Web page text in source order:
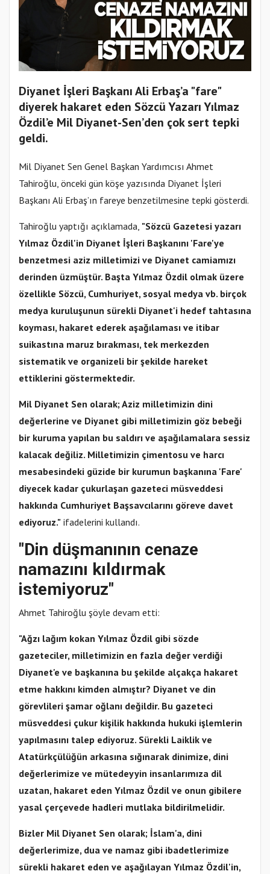
Diyanet İşleri Başkanı Ali Erbaş’a "fare"
diyerek hakaret eden Sözcü Yazarı Yılmaz
Özdil’e Mil Diyanet-Sen’den çok sert tepki
geldi.
Mil Diyanet Sen Genel Başkan Yardımcısı Ahmet
Tahiroğlu, önceki gün köşe yazısında Diyanet İşleri
Başkanı Ali Erbaş’ın fareye benzetilmesine tepki gösterdi.
Tahiroğlu yaptığı açıklamada, "Sözcü Gazetesi yazarı
Yılmaz Özdil'in Diyanet İşleri Başkanını 'Fare'ye
benzetmesi aziz milletimizi ve Diyanet camiamızı
derinden üzmüştür. Başta Yılmaz Özdil olmak üzere
özellikle Sözcü, Cumhuriyet, sosyal medya vb. birçok
medya kuruluşunun sürekli Diyanet'i hedef tahtasına
koyması, hakaret ederek aşağılaması ve itibar
suikastına maruz bırakması, tek merkezden
sistematik ve organizeli bir şekilde hareket
ettiklerini göstermektedir.
Mil Diyanet Sen olarak; Aziz milletimizin dini
değerlerine ve Diyanet gibi milletimizin göz bebeği
bir kuruma yapılan bu saldırı ve aşağılamalara sessiz
kalacak değiliz. Milletimizin çimentosu ve harcı
mesabesindeki güzide bir kurumun başkanına 'Fare'
diyecek kadar çukurlaşan gazeteci müsveddesi
hakkında Cumhuriyet Başsavcılarını göreve davet
ediyoruz." ifadelerini kullandı.
"Din düşmanının cenaze
namazını kıldırmak
istemiyoruz"
Ahmet Tahiroğlu şöyle devam etti:
"Ağzı lağım kokan Yılmaz Özdil gibi sözde
gazeteciler, milletimizin en fazla değer verdiği
Diyanet'e ve başkanına bu şekilde alçakça hakaret
etme hakkını kimden almıştır? Diyanet ve din
görevlileri şamar oğlanı değildir. Bu gazeteci
müsveddesi çukur kişilik hakkında hukuki işlemlerin
yapılmasını talep ediyoruz. Sürekli Laiklik ve
Atatürkçülüğün arkasına sığınarak dinimize, dini
değerlerimize ve mütedeyyin insanlarımıza dil
uzatan, hakaret eden Yılmaz Özdil ve onun gibilere
yasal çerçevede hadleri mutlaka bildirilmelidir.
Bizler Mil Diyanet Sen olarak; İslam'a, dini
değerlerimize, dua ve namaz gibi ibadetlerimize
sürekli hakaret eden ve aşağılayan Yılmaz Özdil'in,